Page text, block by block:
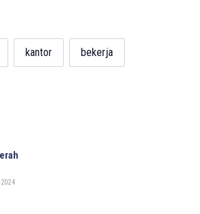
kantor bekerja
2024